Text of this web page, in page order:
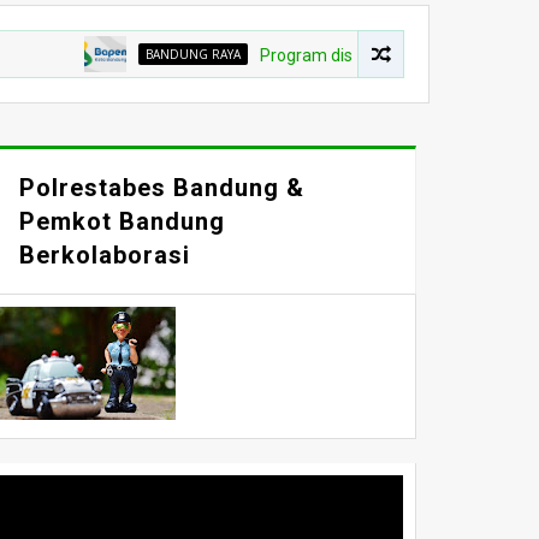
BANDUNG RAYA Program diskon pokok piutang Pajak Bumi
Polrestabes Bandung &
Pemkot Bandung
Berkolaborasi